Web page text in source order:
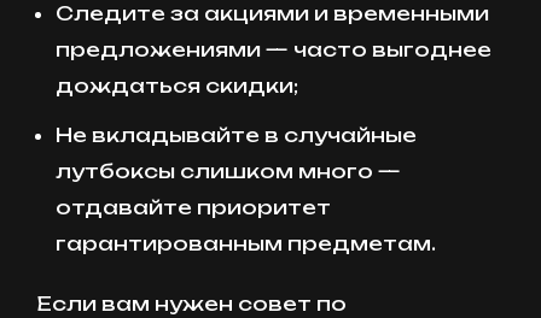
Следите за акциями и временными
предложениями — часто выгоднее
дождаться скидки;
Не вкладывайте в случайные
лутбоксы слишком много —
отдавайте приоритет
гарантированным предметам.
Если вам нужен совет по